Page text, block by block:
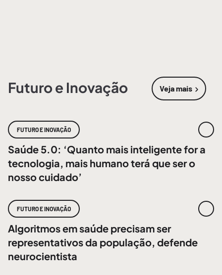
Futuro e Inovação Veja mais
sobre
FUTURO E INOVAÇÃO
Saúde 5.0: ‘Quanto mais inteligente for a
tecnologia, mais humano terá que ser o
nosso cuidado’
FUTURO E INOVAÇÃO
Algoritmos em saúde precisam ser
representativos da população, defende
neurocientista